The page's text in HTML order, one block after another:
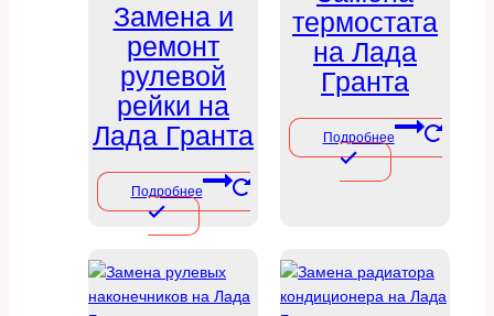
Замена и
ремонт
рулевой
рейки на
Лада Гранта
Подробнее
термостата
на Лада
Гранта
Подробнее